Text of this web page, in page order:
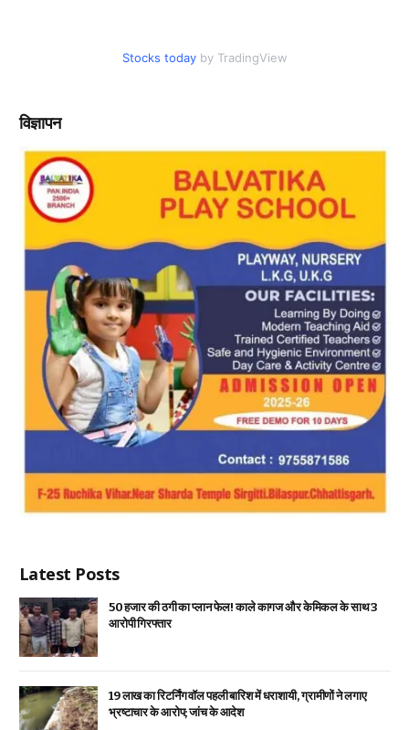
Stocks today by TradingView
विज्ञापन
Latest Posts
₹50 हजार की ठगी का प्लान फेल! काले कागज और केमिकल के साथ 3
आरोपी गिरफ्तार
19 लाख का रिटर्निंग वॉल पहली बारिश में धराशायी, ग्रामीणों ने लगाए
भ्रष्टाचार के आरोप; जांच के आदेश